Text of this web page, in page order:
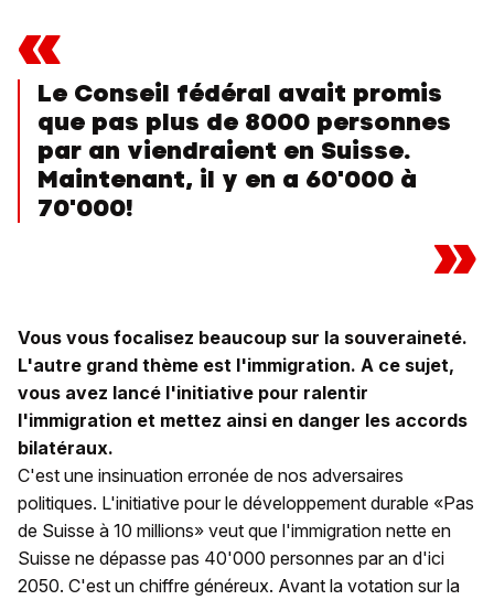
«
Le Conseil fédéral avait promis
que pas plus de 8000 personnes
par an viendraient en Suisse.
Maintenant, il y en a 60'000 à
70'000!
»
Vous vous focalisez beaucoup sur la souveraineté.
L'autre grand thème est l'immigration. A ce sujet,
vous avez lancé l'initiative pour ralentir
l'immigration et mettez ainsi en danger les accords
bilatéraux.
C'est une insinuation erronée de nos adversaires
politiques. L'initiative pour le développement durable «Pas
de Suisse à 10 millions» veut que l'immigration nette en
Suisse ne dépasse pas 40'000 personnes par an d'ici
2050. C'est un chiffre généreux. Avant la votation sur la